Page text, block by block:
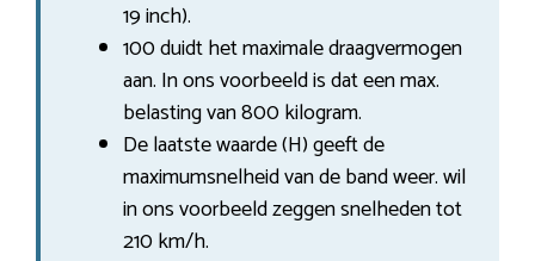
19 inch).
100 duidt het maximale draagvermogen
aan. In ons voorbeeld is dat een max.
belasting van 800 kilogram.
De laatste waarde (H) geeft de
maximumsnelheid van de band weer. wil
in ons voorbeeld zeggen snelheden tot
210 km/h.